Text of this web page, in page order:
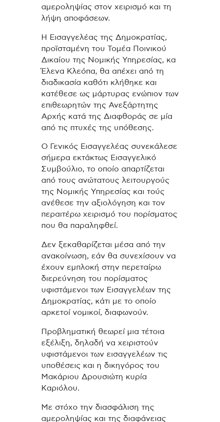
αμεροληψίας στον χειρισμό και τη
λήψη αποφάσεων.
Η Εισαγγελέας της Δημοκρατίας,
προϊσταμένη του Τομέα Ποινικού
Δικαίου της Νομικής Υπηρεσίας, κα
Έλενα Κλεόπα, θα απέχει από τη
διαδικασία καθότι κλήθηκε και
κατέθεσε ως μάρτυρας ενώπιον των
επιθεωρητών της Ανεξάρτητης
Αρχής κατά της Διαφθοράς σε μία
από τις πτυχές της υπόθεσης.
Ο Γενικός Εισαγγελέας συνεκάλεσε
σήμερα εκτάκτως Εισαγγελικό
Συμβούλιο, το οποίο απαρτίζεται
από τους ανώτατους λειτουργούς
της Νομικής Υπηρεσίας και τούς
ανέθεσε την αξιολόγηση και τον
περαιτέρω χειρισμό του πορίσματος
που θα παραληφθεί.
Δεν ξεκαθαρίζεται μέσα από την
ανακοίνωση, εάν θα συνεχίσουν να
έχουν εμπλοκή στην περεταίρω
διερεύνηση του πορίσματος
υφιστάμενοι των Εισαγγελέων της
Δημοκρατίας, κάτι με το οποίο
αρκετοί νομικοί, διαφωνούν.
Προβληματική θεωρεί μια τέτοια
εξέλιξη, δηλαδή να χειριστούν
υφιστάμενοι των εισαγγελέων τις
υποθέσεις και η δικηγόρος του
Μακάριου Δρουσιώτη κυρία
Καριόλου.
Με στόχο την διασφάλιση της
αμεροληψίας και της διαφάνειας